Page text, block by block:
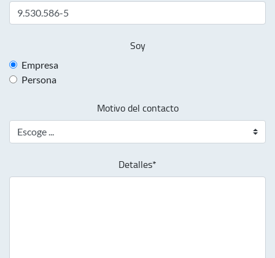
Soy
Empresa
Persona
Motivo del contacto
Detalles*